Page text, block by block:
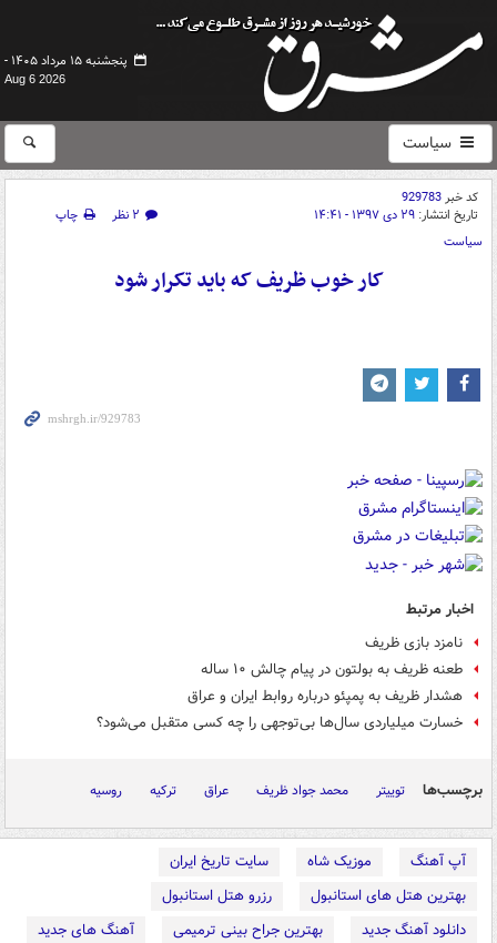
پنجشنبه ۱۵ مرداد ۱۴۰۵ -
Aug 6 2026
سیاست
کد خبر929783
تاریخ انتشار: ۲۹ دی ۱۳۹۷ - ۱۴:۴۱ ۲ نظر
چاپ
سیاست
کار خوب ظریف که باید تکرار شود
اخبار مرتبط
نامزد بازی ظریف
طعنه ظریف به بولتون در پیام چالش ۱۰ ساله
هشدار ظریف به پمپئو درباره روابط ایران و عراق
خسارت میلیاردی سال‌ها بی‌توجهی را چه کسی متقبل می‌شود؟
برچسب‌ها توییتر محمد جواد ظریف عراق ترکیه روسیه
آپ آهنگ موزیک شاه
سایت تاریخ ایران
بهترین هتل های استانبول
رزرو هتل استانبول
دانلود آهنگ جدید
بهترین جراح بینی ترمیمی
آهنگ های جدید